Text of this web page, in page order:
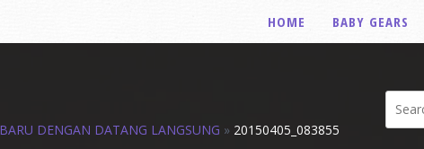
HOME BABY GEARS
DENGAN DATANG LANGSUNG » 20150405_083855
Search
for: